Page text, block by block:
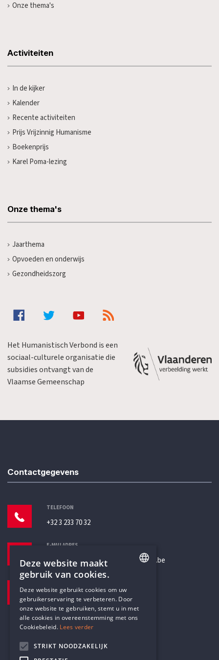
Onze thema's
Activiteiten
In de kijker
Kalender
Recente activiteiten
Prijs Vrijzinnig Humanisme
Boekenprijs
Karel Poma-lezing
Onze thema's
Jaarthema
Opvoeden en onderwijs
Gezondheidszorg
Het Humanistisch Verbond is een
sociaal-culturele organisatie die
subsidies ontvangt van de
Vlaamse Gemeenschap
Contactgegevens
TELEFOON
+32 3 233 70 32
E-MAILADRES
secretariaat@humanistischverbond.be
Pottenbrug 4
Antwerpen, 2000
DUTCH
Deze website maakt
gebruik van cookies.
Deze website gebruikt cookies om uw
gebruikerservaring te verbeteren. Door
onze website te gebruiken, stemt u in met
alle cookies in overeenstemming met ons
Cookiebeleid. Lees verder
STRIKT NOODZAKELIJK